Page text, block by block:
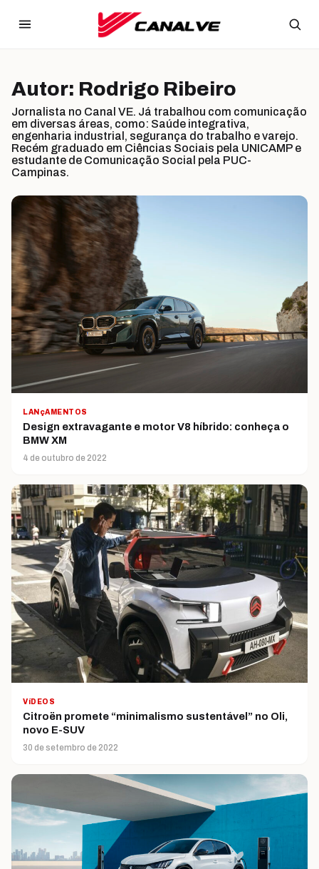
Autor: Rodrigo Ribeiro
Jornalista no Canal VE. Já trabalhou com comunicação
em diversas áreas, como: Saúde integrativa,
engenharia industrial, segurança do trabalho e varejo.
Recém graduado em Ciências Sociais pela UNICAMP e
estudante de Comunicação Social pela PUC-
Campinas.
LANçAMENTOS
Design extravagante e motor V8 híbrido: conheça o
BMW XM
4 de outubro de 2022
VíDEOS
Citroën promete “minimalismo sustentável” no Oli,
novo E-SUV
30 de setembro de 2022